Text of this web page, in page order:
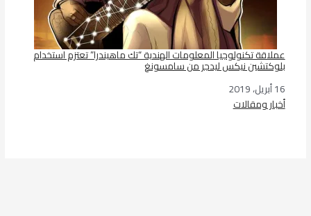
عملاقة تكنولوجيا المعلومات الهندية “تك ماهيندرا” تعتزم استخدام
بلوكتشين نيكس ليدجر من سامسونغ
التاريخ
16 أبريل، 2019
في ما يتعلق بما يأتي
أخبار ومقالات